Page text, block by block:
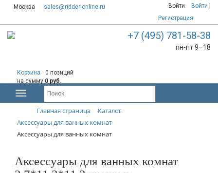
Москва sales@ridder-online.ru Войти Войти
Регистрация
+7 (495) 781-58-38
пн-пт 9–18
Корзина
0 позиций
на сумму 0 руб.
Главная страница
Каталог
Аксессуары для ванных комнат
Аксессуары для ванных комнат
Аксессуары для ванных комнат